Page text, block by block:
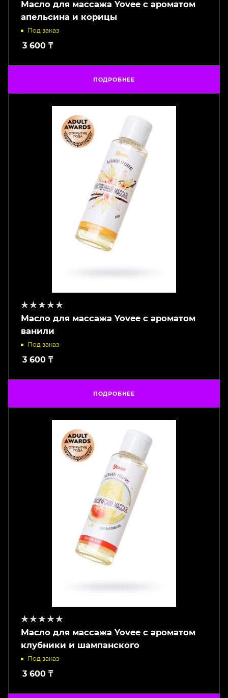
Масло для массажа Yovee с ароматом
апельсина и корицы
Под заказ
3 600 ₸
ПОДРОБНЕЕ
Масло для массажа Yovee с ароматом
ванили
Под заказ
3 600 ₸
ПОДРОБНЕЕ
Масло для массажа Yovee с ароматом
клубники и шампанского
Под заказ
3 600 ₸